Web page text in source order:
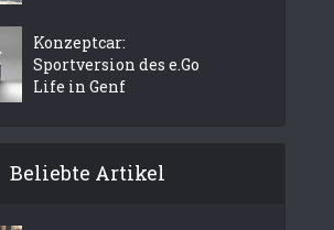
Konzeptcar:
Sportversion des e.Go
Life in Genf
Beliebte Artikel